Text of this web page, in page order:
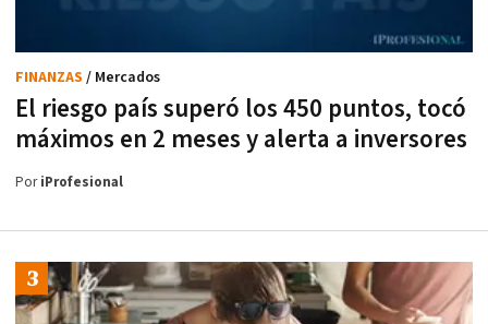
El riesgo país superó los 450 puntos, tocó
máximos en 2 meses y alerta a inversores
FINANZAS / Mercados
PoriProfesional